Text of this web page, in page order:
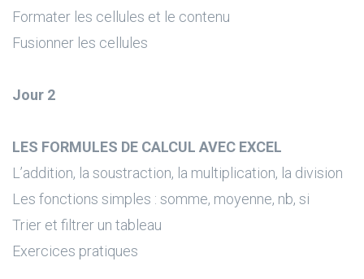
Formater les cellules et le contenu
Fusionner les cellules
Jour 2
LES FORMULES DE CALCUL AVEC EXCEL
L’addition, la soustraction, la multiplication, la division
Les fonctions simples : somme, moyenne, nb, si
Trier et filtrer un tableau
Exercices pratiques